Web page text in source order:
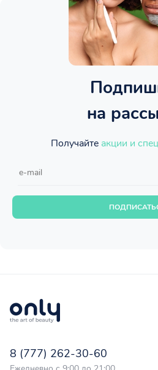
на
Получайте акции и
8 (777) 262-30-60